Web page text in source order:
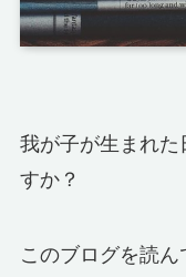
我が子が生まれた
すか？
このブログを読ん